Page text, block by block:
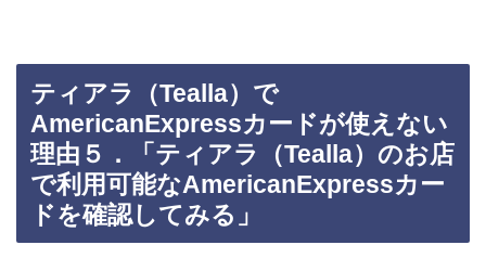
ティアラ（Tealla）で
AmericanExpressカードが使えない
理由５．「ティアラ（Tealla）のお店
で利用可能なAmericanExpressカー
ドを確認してみる」